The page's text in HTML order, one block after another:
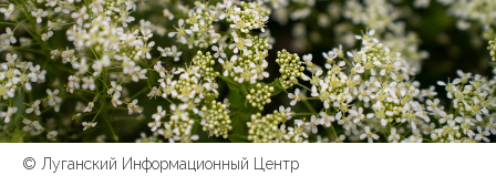
© Луганский Информационный Центр